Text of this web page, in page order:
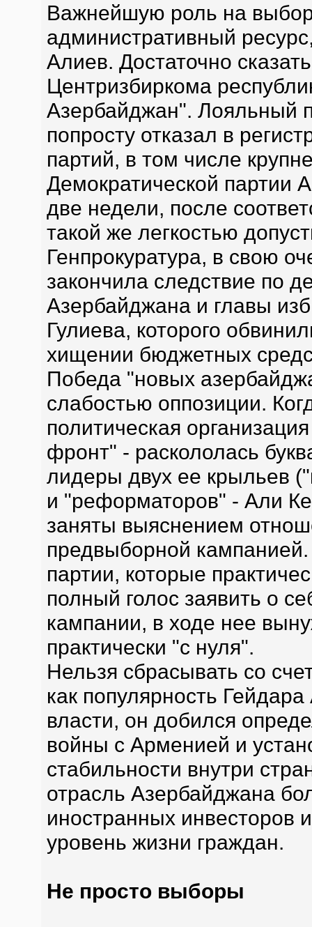
Важнейшую роль на
административный
Алиев. Достаточно
Центризбиркома
Азербайджан". Лояльный
попросту отказал в
партий, в том числе
Демократической партии
две недели, после
такой же легкостью
Генпрокуратура, в свою
закончила следствие по
Азербайджана и главы
Гулиева, которого
хищении бюджетных
Победа "новых
слабостью оппозиции.
политическая
фронт" - раскололась
лидеры двух ее крыльев
и "реформаторов" - Али
заняты выяснением
предвыборной
партии, которые
полный голос заявить о
кампании, в ходе нее
практически "с нуля".
Нельзя сбрасывать со
как популярность
власти, он добился
войны с Арменией и
стабильности внутри
отрасль Азербайджана
иностранных инвесторов
уровень жизни граждан.
Не просто выборы